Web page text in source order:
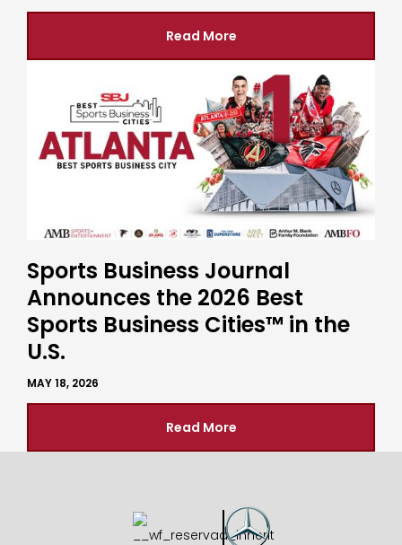
Read More
Sports Business Journal
Announces the 2026 Best
Sports Business Cities™ in the
U.S.
MAY 18, 2026
Read More